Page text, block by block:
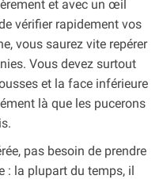
et avec un œil
vérifier rapidement vos
vous saurez vite repérer
Vous devez surtout
et la face inférieure
là que les pucerons
pas besoin de prendre
: la plupart du temps, il